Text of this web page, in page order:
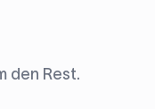
den Rest.